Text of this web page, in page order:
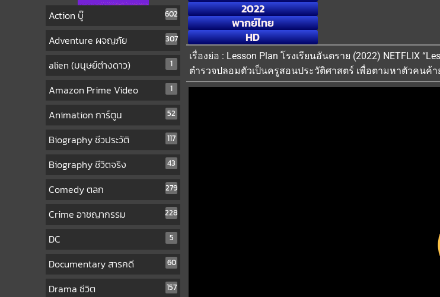
Action บู๊ 602
Adventure ผจญภัย 307
alien (มนุษย์ต่างดาว) 1
Amazon Prime Video 1
Animation การ์ตูน 52
Biography ชีวประวัติ 117
Biography ชีวิตจริง 43
Comedy ตลก 279
Crime อาชญากรรม 228
DC 5
Documentary สารคดี 60
Drama ชีวิต 157
2022
พากย์ไทย
HD
เรื่องย่อ : Lesson Plan โรงเรียนอันตราย (2022) NETFLIX
ตำรวจปลอมตัวเป็นครูสอนประวัติศาสตร์ เพื่อตามหาตัวคนค้